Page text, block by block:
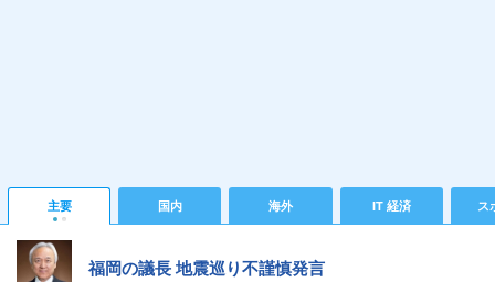
主要 国内 海外 IT 経済 ス
福岡の議長 地震巡り不謹慎発言